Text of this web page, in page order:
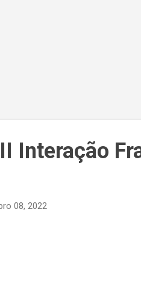
Interação
08, 2022